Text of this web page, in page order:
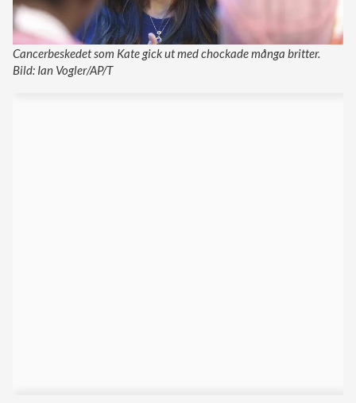
Cancerbeskedet som Kate gick ut med chockade många britter.
Bild: Ian Vogler/AP/T